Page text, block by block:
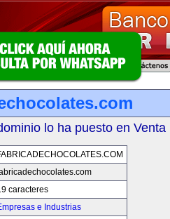
lo ha puesto en Venta
caracteres
e Industrias